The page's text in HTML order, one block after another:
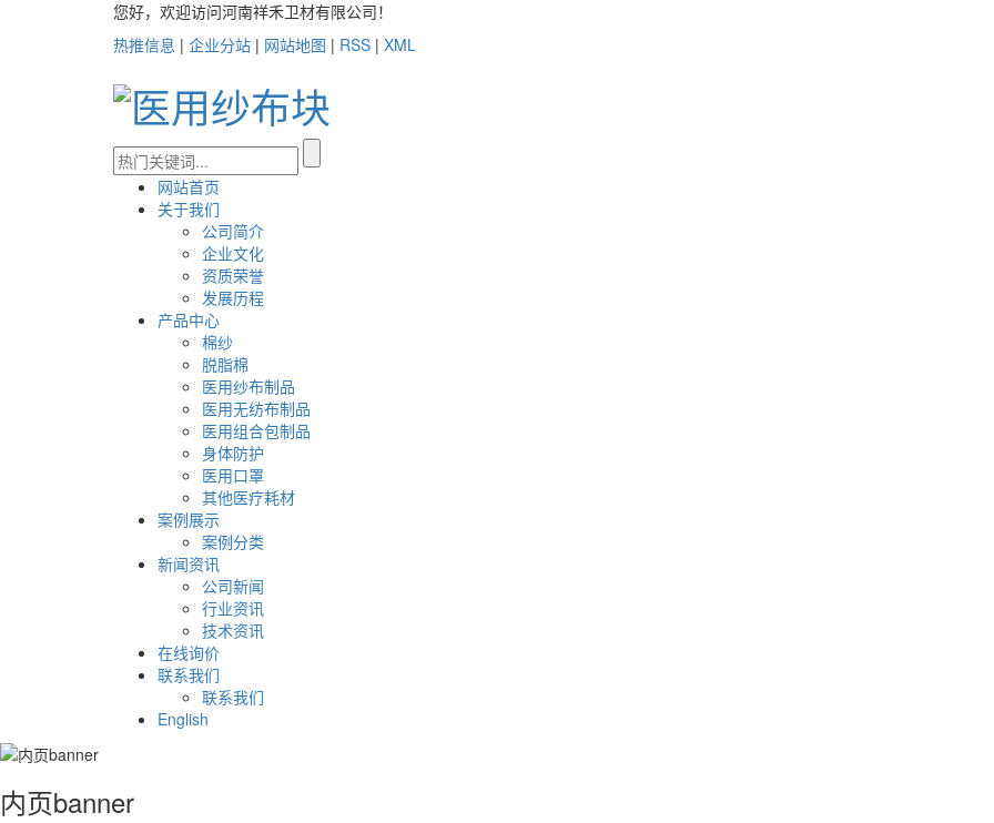
您好，欢迎访问河南祥禾卫材有限公司！
热推信息 | 企业分站 | 网站地图 | RSS | XML
网站首页
关于我们
公司简介
企业文化
资质荣誉
发展历程
产品中心
棉纱
脱脂棉
医用纱布制品
医用无纺布制品
医用组合包制品
身体防护
医用口罩
其他医疗耗材
案例展示
案例分类
新闻资讯
公司新闻
行业资讯
技术资讯
在线询价
联系我们
联系我们
English
内页banner